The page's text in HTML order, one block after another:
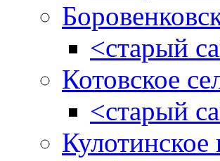
<старый
Котовское
<старый
Кулотинское